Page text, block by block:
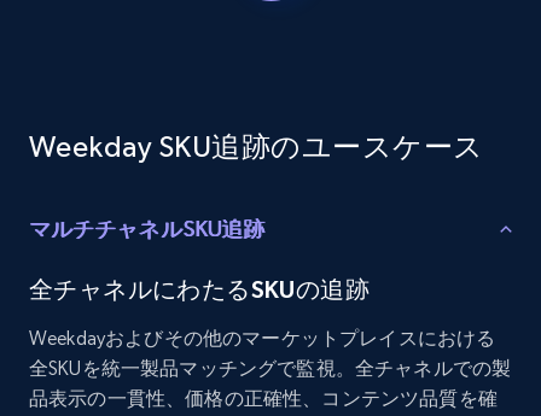
1.9K+
Amazon products search
Asin, URL, Name, Sponsored, Initial price, Final
price, Currency, Sold, and more.
Weekday SKU追跡のユースケース
マルチチャネルSKU追跡
全チャネルにわたるSKUの追跡
Weekdayおよびその他のマーケットプレイスにおける
全SKUを統一製品マッチングで監視。全チャネルでの製
品表示の一貫性、価格の正確性、コンテンツ品質を確